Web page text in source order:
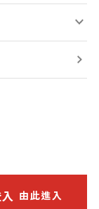
由此進入